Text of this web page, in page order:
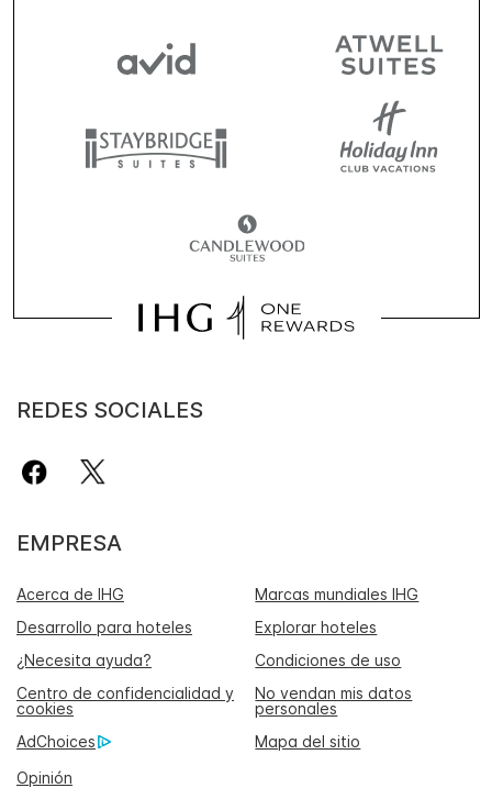
REDES SOCIALES
EMPRESA
Acerca de IHG
Marcas mundiales IHG
Desarrollo para hoteles
Explorar hoteles
¿Necesita ayuda?
Condiciones de uso
Centro de confidencialidad y
cookies
No vendan mis datos
personales
AdChoices
Mapa del sitio
Opinión